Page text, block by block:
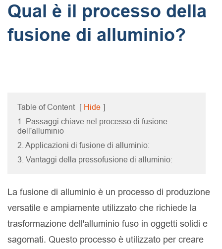
Qual è il processo della
fusione di alluminio?
Table of Content [ Hide ]
1. Passaggi chiave nel processo di fusione
dell'alluminio
2. Applicazioni di fusione di alluminio:
3. Vantaggi della pressofusione di alluminio:
La fusione di alluminio è un processo di produzione
versatile e ampiamente utilizzato che richiede la
trasformazione dell'alluminio fuso in oggetti solidi e
sagomati. Questo processo è utilizzato per creare